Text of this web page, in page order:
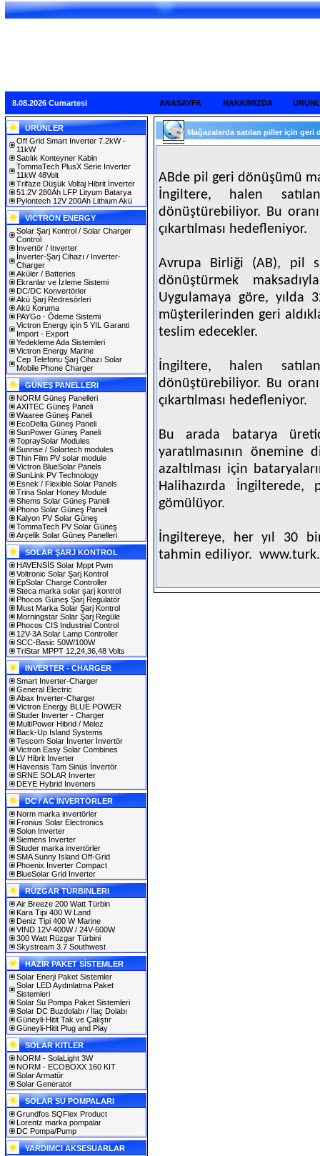
8.08.2026 Cumartesi ANASAYFA HAKKIMIZDA
ÜRÜNLER
Off Grid Smart Inverter 7.2kW -
11kW
Satılık Konteyner Kabin
TommaTech PlusX Serie Inverter
11kW 48Volt
Trifaze Düşük Voltaj Hibrit İnverter
51.2V 280Ah LFP Lityum Batarya
Pylontech 12V 200Ah Lithium Akü
VICTRON ENERGY
Solar Şarj Kontrol / Solar Charger
Control
İnvertör / Inverter
İnverter-Şarj Cihazı / Inverter-
Charger
Aküler / Batteries
Ekranlar ve İzleme Sistemi
DC/DC Konvertörler
Akü Şarj Redresörleri
Akü Koruma
PAYGo - Ödeme Sistemi
Victron Energy için 5 YIL Garanti
Import - Export
Yedekleme Ada Sistemleri
Victron Energy Marine
Cep Telefonu Şarj Cihazı Solar
Mobile Phone Charger
GÜNEŞ PANELLERI
NORM Güneş Panelleri
AXITEC Güneş Paneli
Waaree Güneş Paneli
EcoDelta Güneş Paneli
SunPower Güneş Paneli
TopraySolar Modules
Sunrise / Solartech modules
Thin Film PV solar module
Victron BlueSolar Panels
SunLink PV Technology
Esnek / Flexible Solar Panels
Trina Solar Honey Module
Shems Solar Güneş Paneli
Phono Solar Güneş Paneli
Kalyon PV Solar Güneş
TommaTech PV Solar Güneş
Arçelik Solar Güneş Panelleri
SOLAR ŞARJ KONTROL
HAVENSİS Solar Mppt Pwm
Voltronic Solar Şarj Kontrol
EpSolar Charge Controller
Steca marka solar şarj kontrol
Phocos Güneş Şarj Regülatör
Must Marka Solar Şarj Kontrol
Morningstar Solar Şarj Regüle
Phocos CIS Industrial Control
12V-3A Solar Lamp Controller
SCC-Basic 50W/100W
TriStar MPPT 12,24,36,48 Volts
INVERTER - CHARGER
Smart Inverter-Charger
General Electric
Abax Inverter-Charger
Victron Energy BLUE POWER
Studer Inverter - Charger
MultiPower Hibrid / Melez
Back-Up Island Systems
Tescom Solar İnverter İnvertör
Victron Easy Solar Combines
LV Hibrit İnverter
Havensis Tam Sinüs İnvertör
SRNE SOLAR Inverter
DEYE Hybrid Inverters
DC / AC İNVERTÖRLER
Norm marka invertörler
Fronius Solar Electronics
Solon Inverter
Siemens Inverter
Studer marka invertörler
SMA Sunny Island Off-Grid
Phoenix Inverter Compact
BlueSolar Grid Inverter
RÜZGAR TÜRBINLERI
Air Breeze 200 Watt Türbin
Kara Tipi 400 W Land
Deniz Tipi 400 W Marine
VIND 12V-400W / 24V-600W
300 Watt Rüzgar Türbini
Skystream 3.7 Southwest
HAZIR PAKET SİSTEMLER
Solar Enerji Paket Sistemler
Solar LED Aydınlatma Paket
Sistemleri
Solar Su Pompa Paket Sistemleri
Solar DC Buzdolabı / İlaç Dolabı
Güneyli-Hitit Tak ve Çalıştır
Güneyli-Hitit Plug and Play
SOLAR KITLER
NORM - SolaLight 3W
NORM - ECOBOXX 160 KIT
Solar Armatür
Solar Generator
SOLAR SU POMPALARI
Grundfos SQFlex Product
Lorentz marka pompalar
DC Pompa/Pump
YARDIMCI AKSESUARLAR
Mağazalarda satılan piller için geri
ABde pil geri dönüşümü
İngiltere, halen
dönüştürebiliyor. Bu
çıkartılması hedefleniyor.
Avrupa Birliği (AB), pil
dönüştürmek
Uygulamaya göre,
müşterilerinden geri
teslim edecekler.
İngiltere, halen
dönüştürebiliyor. Bu
çıkartılması hedefleniyor.
Bu arada batarya
yaratılmasının önemine
azaltılması için
Halihazırda
gömülüyor.
İngiltereye, her yıl 30
tahmin ediliyor.